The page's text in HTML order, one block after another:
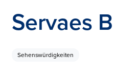
Servaes
Sehenswürdigkeiten